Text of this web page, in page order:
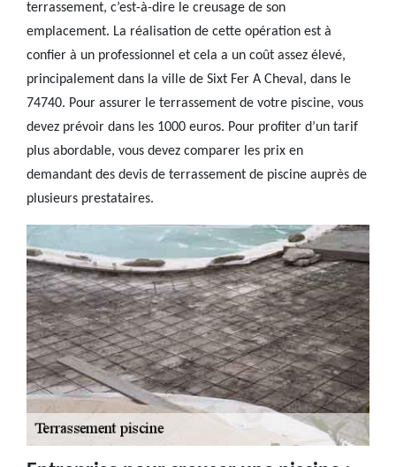
terrassement, c’est-à-dire le creusage de son
emplacement. La réalisation de cette opération est à
confier à un professionnel et cela a un coût assez élevé,
principalement dans la ville de Sixt Fer A Cheval, dans le
74740. Pour assurer le terrassement de votre piscine, vous
devez prévoir dans les 1000 euros. Pour profiter d’un tarif
plus abordable, vous devez comparer les prix en
demandant des devis de terrassement de piscine auprès de
plusieurs prestataires.